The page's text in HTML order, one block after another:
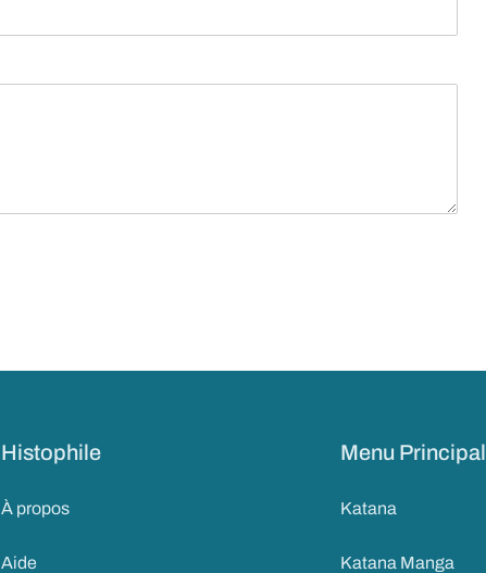
Histophile
À propos
Aide
Menu Principal
Katana
Katana Manga